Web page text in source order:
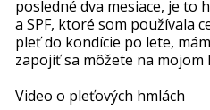
posledné dva mesiace, je to
a SPF, ktoré som používala
pleť do kondície po lete,
zapojiť sa môžete na mojom
Video o pleťových hmlách